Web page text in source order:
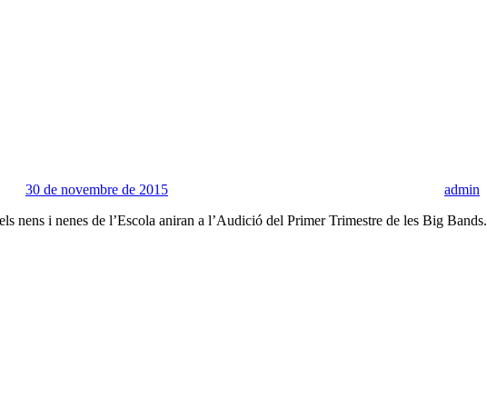
30 de novembre de 2015 admin
nens i nenes de l’Escola aniran a l’Audició del Primer Trimestre de les Big Bands.